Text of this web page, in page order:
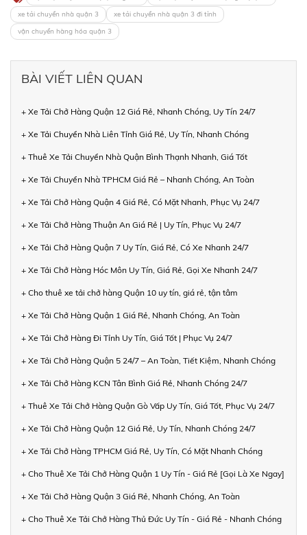
xe tải chuyển nhà quận 3
xe tải chuyển nhà quận 3 đi tỉnh
vận chuyển hàng hóa quận 3
BÀI VIẾT LIÊN QUAN
+ Xe Tải Chở Hàng Quận 12 Giá Rẻ, Nhanh Chóng, Uy Tín 24/7
+ Xe Tải Chuyển Nhà Liên Tỉnh Giá Rẻ, Uy Tín, Nhanh Chóng
+ Thuê Xe Tải Chuyển Nhà Quận Bình Thạnh Nhanh, Giá Tốt
+ Xe Tải Chuyển Nhà TPHCM Giá Rẻ – Nhanh Chóng, An Toàn
+ Xe Tải Chở Hàng Quận 4 Giá Rẻ, Có Mặt Nhanh, Phục Vụ 24/7
+ Xe Tải Chở Hàng Thuận An Giá Rẻ | Uy Tín, Phục Vụ 24/7
+ Xe Tải Chở Hàng Quận 7 Uy Tín, Giá Rẻ, Có Xe Nhanh 24/7
+ Xe Tải Chở Hàng Hóc Môn Uy Tín, Giá Rẻ, Gọi Xe Nhanh 24/7
+ Cho thuê xe tải chở hàng Quận 10 uy tín, giá rẻ, tận tâm
+ Xe Tải Chở Hàng Quận 1 Giá Rẻ, Nhanh Chóng, An Toàn
+ Xe Tải Chở Hàng Đi Tỉnh Uy Tín, Giá Tốt | Phục Vụ 24/7
+ Xe Tải Chở Hàng Quận 5 24/7 – An Toàn, Tiết Kiệm, Nhanh Chóng
+ Xe Tải Chở Hàng KCN Tân Bình Giá Rẻ, Nhanh Chóng 24/7
+ Thuê Xe Tải Chở Hàng Quận Gò Vấp Uy Tín, Giá Tốt, Phục Vụ 24/7
+ Xe Tải Chở Hàng Quận 12 Giá Rẻ, Uy Tín, Nhanh Chóng 24/7
+ Xe Tải Chở Hàng TPHCM Giá Rẻ, Uy Tín, Có Mặt Nhanh Chóng
+ Cho Thuê Xe Tải Chở Hàng Quận 1 Uy Tín - Giá Rẻ [Gọi Là Xe Ngay]
+ Xe Tải Chở Hàng Quận 3 Giá Rẻ, Nhanh Chóng, An Toàn
+ Cho Thuê Xe Tải Chở Hàng Thủ Đức Uy Tín - Giá Rẻ - Nhanh Chóng